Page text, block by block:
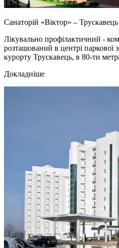
Санаторій «Віктор» – Трускавець
Лікувально профілактичний -
розташований в центрі паркової
курорту Трускавець, в 80-ти
Докладніше